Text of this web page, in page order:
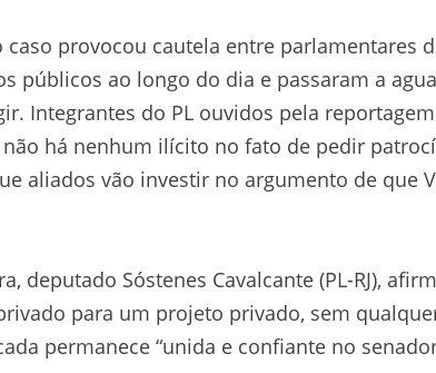
provocou cautela entre parlamentares
públicos ao longo do dia e passaram a
Integrantes do PL ouvidos pela
há nenhum ilícito no fato de pedir
aliados vão investir no argumento de que
deputado Sóstenes Cavalcante (PL-RJ),
para um projeto privado, sem
permanece “unida e confiante no